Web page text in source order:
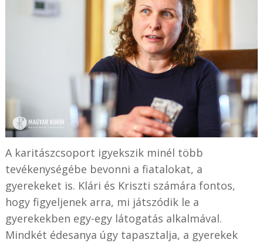
A karitászcsoport igyekszik minél több
tevékenységébe bevonni a fiatalokat, a
gyerekeket is. Klári és Kriszti számára fontos,
hogy figyeljenek arra, mi játszódik le a
gyerekekben egy-egy látogatás alkalmával.
Mindkét édesanya úgy tapasztalja, a gyerekek